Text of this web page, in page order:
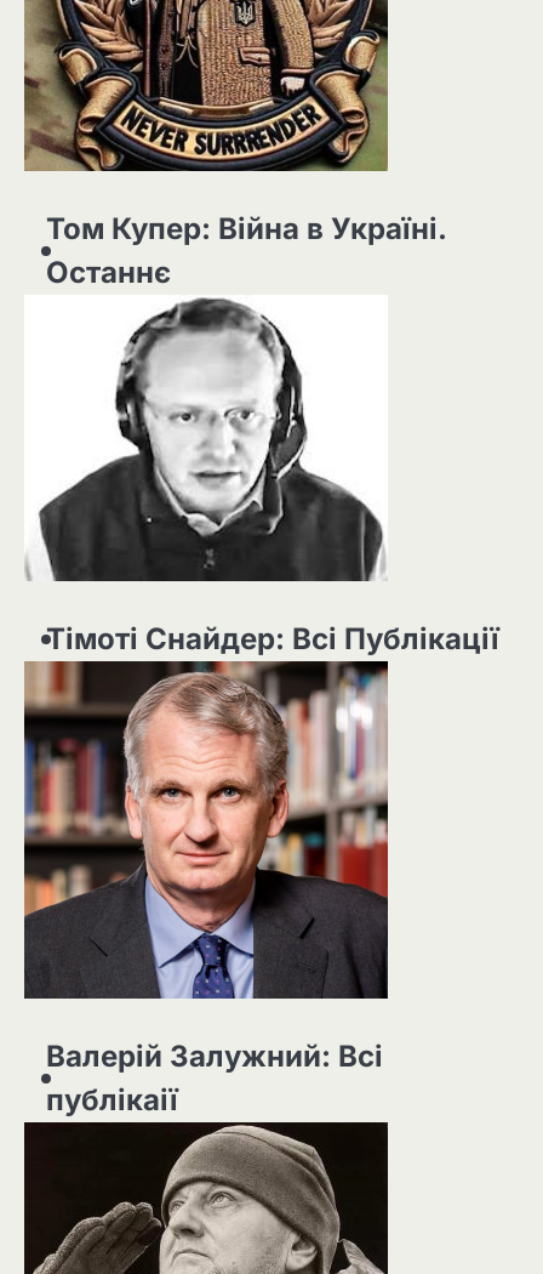
Том Купер: Війна в Україні.
Останнє
Тімоті Снайдер: Всі Публікації
Валерій Залужний: Всі
публікаії